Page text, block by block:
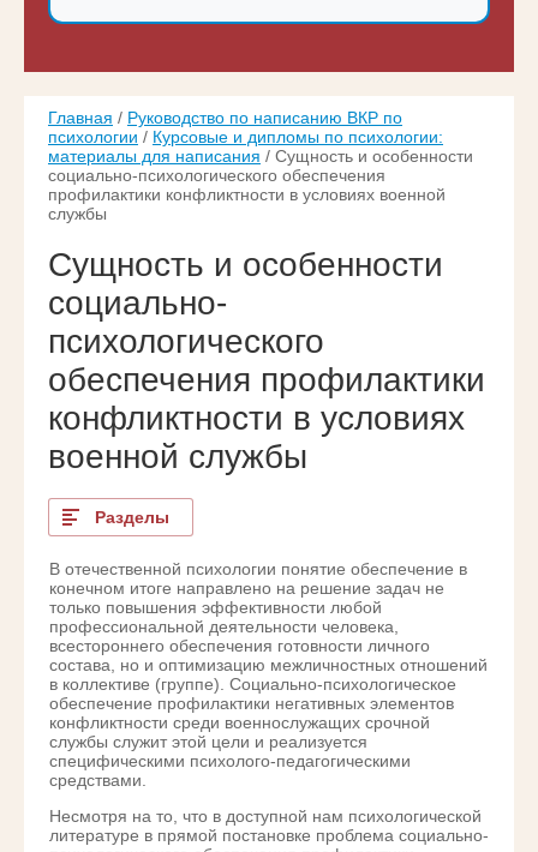
Главная / Руководство по написанию ВКР по
психологии / Курсовые и дипломы по психологии:
материалы для написания / Сущность и особенности
социально-психологического обеспечения
профилактики конфликтности в условиях военной
службы
Сущность и особенности
социально-
психологического
обеспечения профилактики
конфликтности в условиях
военной службы
Разделы
В отечественной психологии понятие обеспечение в
конечном итоге направлено на решение задач не
только повышения эффективности любой
профессиональной деятельности человека,
всестороннего обеспечения готовности личного
состава, но и оптимизацию межличностных отношений
в коллективе (группе). Социально-психологическое
обеспечение профилактики негативных элементов
конфликтности среди военнослужащих срочной
службы служит этой цели и реализуется
специфическими психолого-педагогическими
средствами.
Несмотря на то, что в доступной нам психологической
литературе в прямой постановке проблема социально-